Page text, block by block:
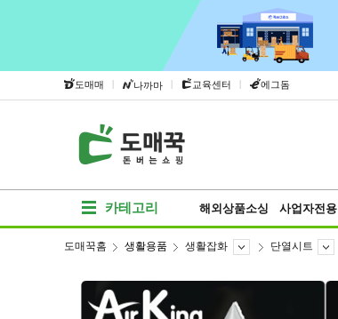
도매매 | 나까마 | 교육센터 | 에그돔
카테고리 해외상품소싱 사업자전용
도매꾹홈 생활용품 생활잡화 단열시트